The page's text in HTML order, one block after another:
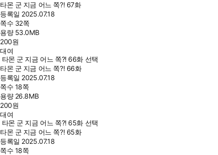
타몬 군 지금 어느 쪽?! 67화
등록일 2025.07.18
쪽수 32쪽
용량 53.0MB
200원
대여
타몬 군 지금 어느 쪽?! 66화 선택
타몬 군 지금 어느 쪽?! 66화
등록일 2025.07.18
쪽수 18쪽
용량 26.8MB
200원
대여
타몬 군 지금 어느 쪽?! 65화 선택
타몬 군 지금 어느 쪽?! 65화
등록일 2025.07.18
쪽수 18쪽